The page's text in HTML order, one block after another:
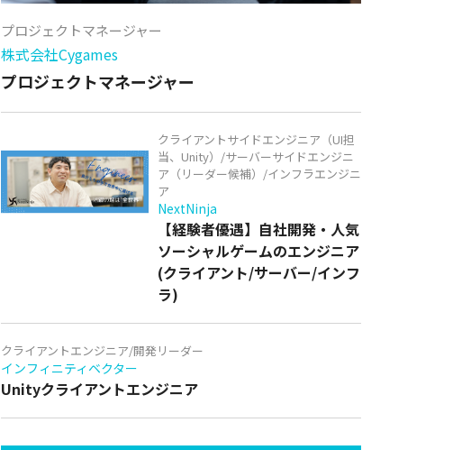
プロジェクトマネージャー
株式会社Cygames
プロジェクトマネージャー
クライアントサイドエンジニア（UI担
当、Unity）/サーバーサイドエンジニ
ア（リーダー候補）/インフラエンジニ
ア
NextNinja
【経験者優遇】自社開発・人気
ソーシャルゲームのエンジニア
(クライアント/サーバー/インフ
ラ)
クライアントエンジニア/開発リーダー
インフィニティベクター
Unityクライアントエンジニア